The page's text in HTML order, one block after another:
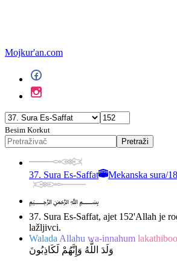
Mojkur'an.com
Besim Korkut
Pretraži
37. Sura Es-Saffat Mekanska sura/
﷽
37. Sura Es-Saffat, ajet 152'Allah je
lažljivci.
Walada Allahu wa-innahum
وَلَدَ اللَّهُ وَإِنَّهُمْ لَكَاذِبُونَ